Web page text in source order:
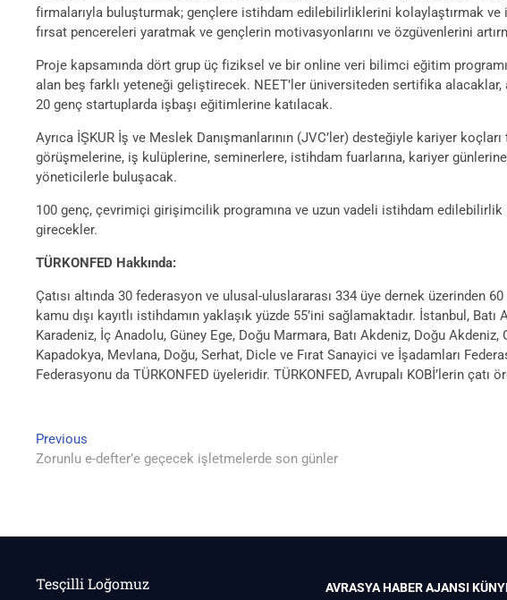
firmalarıyla buluşturmak; gençlere istihdam edilebilirliklerini kolaylaştırmak
fırsat pencereleri yaratmak ve gençlerin motivasyonlarını ve özgüvenlerini
Proje kapsamında dört grup üç fiziksel ve bir online veri bilimci eğitim
alan beş farklı yeteneği geliştirecek. NEET’ler üniversiteden sertifika
20 genç startuplarda işbaşı eğitimlerine katılacak.
Ayrıca İŞKUR İş ve Meslek Danışmanlarının (JVC’ler) desteğiyle kariyer
görüşmelerine, iş kulüplerine, seminerlere, istihdam fuarlarına, kariyer
yöneticilerle buluşacak.
100 genç, çevrimiçi girişimcilik programına ve uzun vadeli istihdam
girecekler.
TÜRKONFED Hakkında:
Çatısı altında 30 federasyon ve ulusal-uluslararası 334 üye dernek üzerinden
kamu dışı kayıtlı istihdamın yaklaşık yüzde 55’ini sağlamaktadır. İstanbul,
Karadeniz, İç Anadolu, Güney Ege, Doğu Marmara, Batı Akdeniz, Doğu
Kapadokya, Mevlana, Doğu, Serhat, Dicle ve Fırat Sanayici ve İşadamları
Federasyonu da TÜRKONFED üyeleridir. TÜRKONFED, Avrupalı KOBİ’lerin
Yazı
gezinmesi
Previous
post:
Zorunlu e-defter’e geçecek işletmelerde son günler
Tesçilli Loğomuz AVRASYA HABER AJANSI